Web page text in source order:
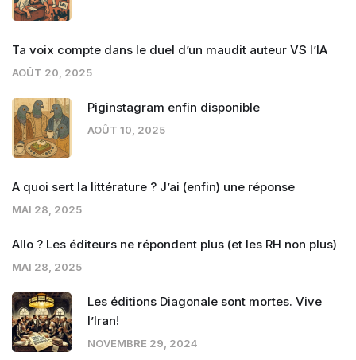
Ta voix compte dans le duel d’un maudit auteur VS l’IA
AOÛT 20, 2025
Piginstagram enfin disponible
AOÛT 10, 2025
A quoi sert la littérature ? J’ai (enfin) une réponse
MAI 28, 2025
Allo ? Les éditeurs ne répondent plus (et les RH non plus)
MAI 28, 2025
Les éditions Diagonale sont mortes. Vive
l’Iran!
NOVEMBRE 29, 2024